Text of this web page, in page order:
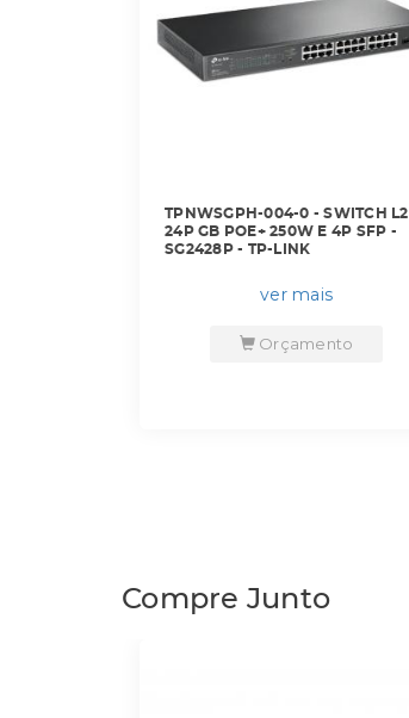
TPNWSGPH-004-0 - SWITCH L2
24P GB POE+ 250W E 4P SFP -
SG2428P - TP-LINK
ver mais
Orçamento
Compre Junto